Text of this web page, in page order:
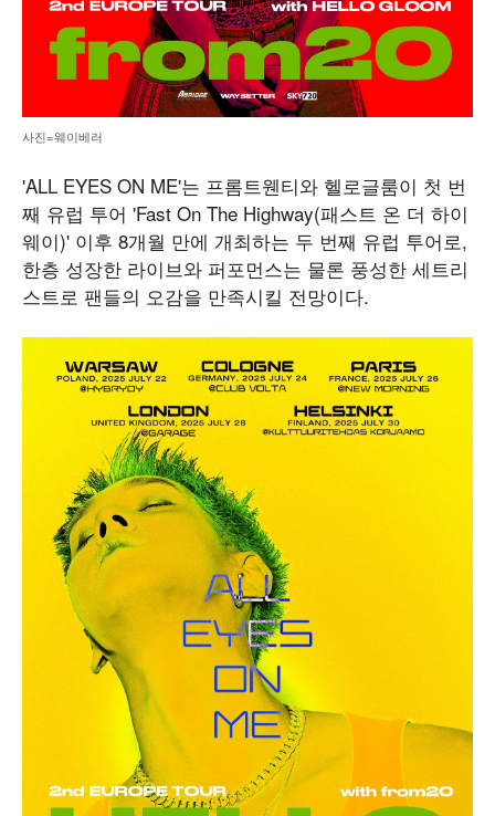
사진=웨이베러
'ALL EYES ON ME'는 프롬트웬티와 헬로글룸이 첫 번
째 유럽 투어 'Fast On The Highway(패스트 온 더 하이
웨이)' 이후 8개월 만에 개최하는 두 번째 유럽 투어로,
한층 성장한 라이브와 퍼포먼스는 물론 풍성한 세트리
스트로 팬들의 오감을 만족시킬 전망이다.